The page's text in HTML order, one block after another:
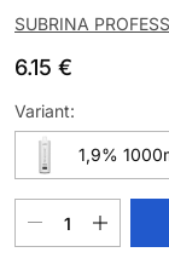
SUBRINA
6.15 €
Variant:
1,9%